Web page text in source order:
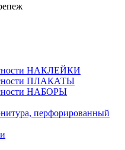
НАКЛЕЙКИ
ПЛАКАТЫ
НАБОРЫ
перфорированный